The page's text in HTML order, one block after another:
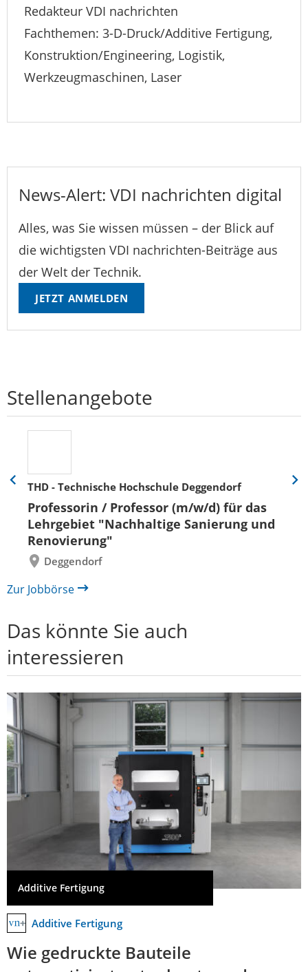
Redakteur VDI nachrichten
Fachthemen: 3-D-Druck/Additive Fertigung,
Konstruktion/Engineering, Logistik,
Werkzeugmaschinen, Laser
News-Alert: VDI nachrichten digital
Alles, was Sie wissen müssen – der Blick auf
die wichtigsten VDI nachrichten-Beiträge aus
der Welt der Technik.
JETZT ANMELDEN
Stellenangebote
THD - Technische Hochschule Deggendorf
Professorin / Professor (m/w/d) für das
Lehrgebiet "Nachhaltige Sanierung und
Renovierung"
Deggendorf
Eine
zurück
Eine
Zur Jobbörse
Das könnte Sie auch
interessieren
Additive Fertigung
Additive Fertigung
Wie gedruckte Bauteile